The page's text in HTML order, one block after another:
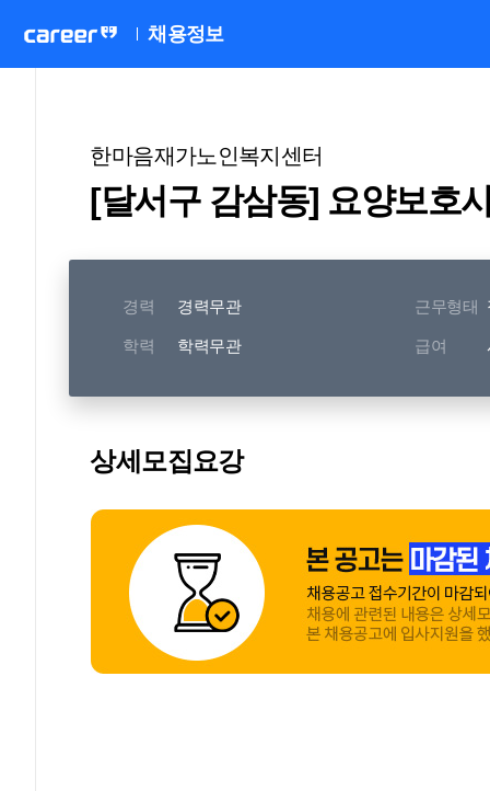
채용정보
한마음재가노인복지센터
[달서구 감삼동] 요양보호
경력 경력무관 근무형태
학력 학력무관 급여
상세모집요강